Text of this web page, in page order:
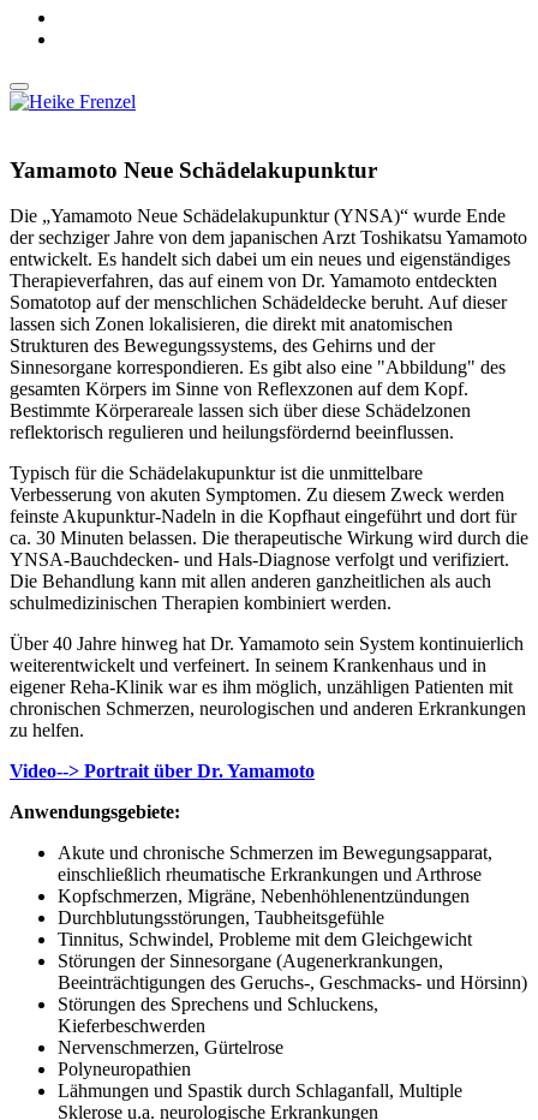
Yamamoto Neue Schädelakupunktur
Die „Yamamoto Neue Schädelakupunktur (YNSA)“ wurde Ende
der sechziger Jahre von dem japanischen Arzt Toshikatsu Yamamoto
entwickelt. Es handelt sich dabei um ein neues und eigenständiges
Therapieverfahren, das auf einem von Dr. Yamamoto entdeckten
Somatotop auf der menschlichen Schädeldecke beruht. Auf dieser
lassen sich Zonen lokalisieren, die direkt mit anatomischen
Strukturen des Bewegungssystems, des Gehirns und der
Sinnesorgane korrespondieren. Es gibt also eine "Abbildung" des
gesamten Körpers im Sinne von Reflexzonen auf dem Kopf.
Bestimmte Körperareale lassen sich über diese Schädelzonen
reflektorisch regulieren und heilungsfördernd beeinflussen.
Typisch für die Schädelakupunktur ist die unmittelbare
Verbesserung von akuten Symptomen. Zu diesem Zweck werden
feinste Akupunktur-Nadeln in die Kopfhaut eingeführt und dort für
ca. 30 Minuten belassen. Die therapeutische Wirkung wird durch die
YNSA-Bauchdecken- und Hals-Diagnose verfolgt und verifiziert.
Die Behandlung kann mit allen anderen ganzheitlichen als auch
schulmedizinischen Therapien kombiniert werden.
Über 40 Jahre hinweg hat Dr. Yamamoto sein System kontinuierlich
weiterentwickelt und verfeinert. In seinem Krankenhaus und in
eigener Reha-Klinik war es ihm möglich, unzähligen Patienten mit
chronischen Schmerzen, neurologischen und anderen Erkrankungen
zu helfen.
Video--> Portrait über Dr. Yamamoto
Anwendungsgebiete:
Akute und chronische Schmerzen im Bewegungsapparat,
einschließlich rheumatische Erkrankungen und Arthrose
Kopfschmerzen, Migräne, Nebenhöhlenentzündungen
Durchblutungsstörungen, Taubheitsgefühle
Tinnitus, Schwindel, Probleme mit dem Gleichgewicht
Störungen der Sinnesorgane (Augenerkrankungen,
Beeinträchtigungen des Geruchs-, Geschmacks- und Hörsinn)
Störungen des Sprechens und Schluckens,
Kieferbeschwerden
Nervenschmerzen, Gürtelrose
Polyneuropathien
Lähmungen und Spastik durch Schlaganfall, Multiple
Sklerose u.a. neurologische Erkrankungen